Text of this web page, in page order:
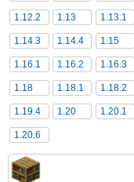
1.12.2 1.13 1.13.1
1.14.3 1.14.4 1.15
1.16.1 1.16.2 1.16.3
1.18 1.18.1 1.18.2
1.19.4 1.20 1.20.1
1.20.6